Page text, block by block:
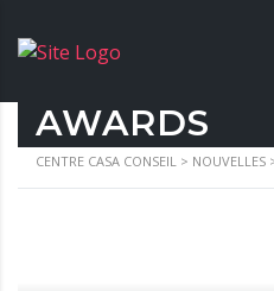
AWARDS
CENTRE CASA CONSEIL > NOUVELLES